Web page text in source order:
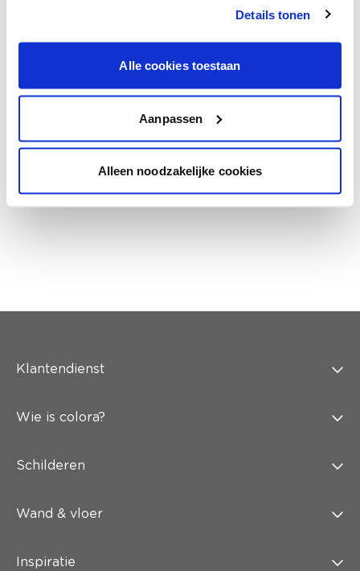
Details tonen
Alle cookies toestaan
Aanpassen
Alleen noodzakelijke cookies
Krijg kleuradvies op basis van de lichtinval
en je meubels.
Krijg ineens een technologische check-up
Klantendienst
Wie is colora?
Schilderen
Wand & vloer
Inspiratie